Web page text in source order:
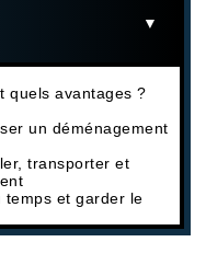
quels avantages ?
un déménagement
transporter et
temps et garder le